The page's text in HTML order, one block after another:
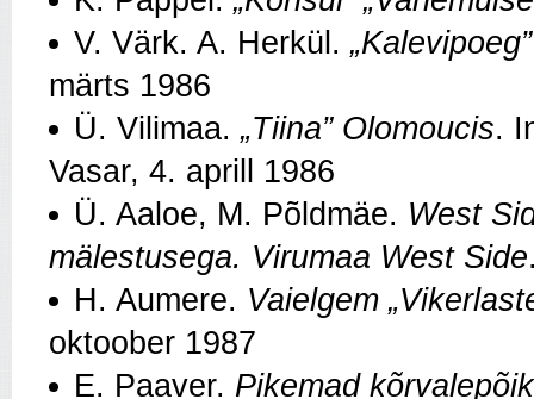
V. Värk. A. Herkül.
märts 1986
Ü. Vilimaa. „Tiina” Olomoucis.
Vasar, 4. aprill 1986
Ü. Aaloe, M. Põldmäe. West
mälestusega. Virumaa West Side
H. Aumere. Vaielgem
oktoober 1987
E. Paaver. Pikemad